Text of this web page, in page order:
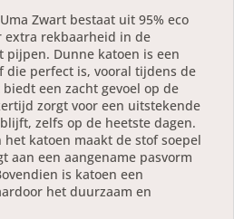
Zwart bestaat uit 95% eco
extra rekbaarheid in de
Dunne katoen is een
die perfect is, vooral tijdens de
een zacht gevoel op de
zorgt voor een uitstekende
zelfs op de heetste dagen.
katoen maakt de stof soepel
aan een aangename pasvorm
is katoen een
het duurzaam en